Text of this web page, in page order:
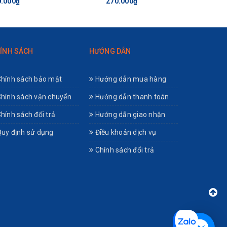
SÁCH
sách bảo mật
sách vận chuyển
sách đổi trả
định sử dụng
HƯỚNG DẪN
Hướng dẫn mua hàng
Hướng dẫn thanh toán
Hướng dẫn giao nhận
Điều khoản dịch vụ
Chính sách đổi trả